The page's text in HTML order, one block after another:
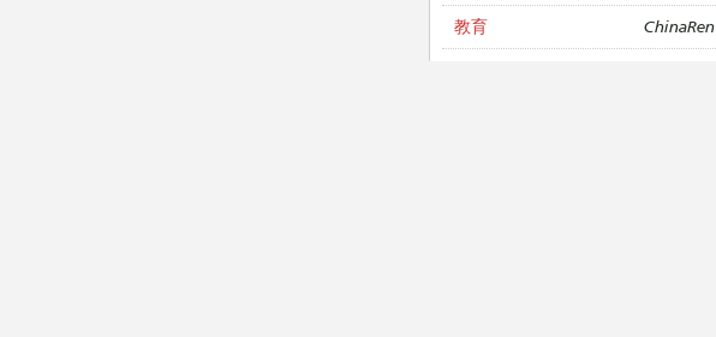
教育 ChinaRen